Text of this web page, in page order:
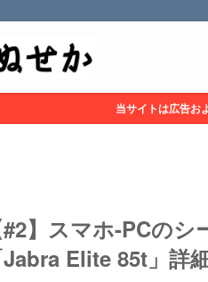
当サイトは広告お
#2】スマホ-PCの
Jabra Elite 85t」詳